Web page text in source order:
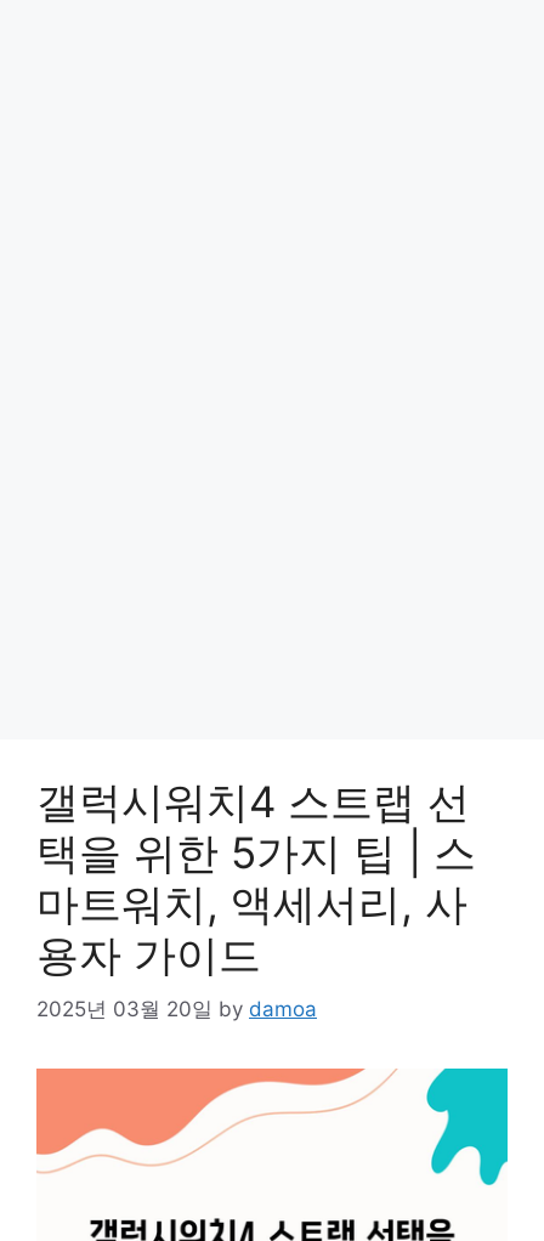
갤럭시워치4 스트랩 선
택을 위한 5가지 팁 | 스
마트워치, 액세서리, 사
용자 가이드
2025년 03월 20일 by damoa